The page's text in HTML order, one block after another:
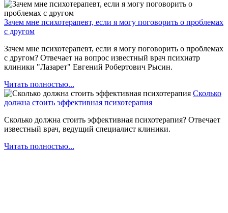
Зачем мне психотерапевт, если я могу поговорить о проблемах
с другом
Зачем мне психотерапевт, если я могу поговорить о проблемах
с другом? Отвечает на вопрос известный врач психиатр
клиники "Лазарет" Евгений Робертович Рысин.
Читать полностью...
Сколько
должна стоить эффективная психотерапия
Сколько должна стоить эффективная психотерапия? Отвечает
известный врач, ведущий специалист клиники.
Читать полностью...